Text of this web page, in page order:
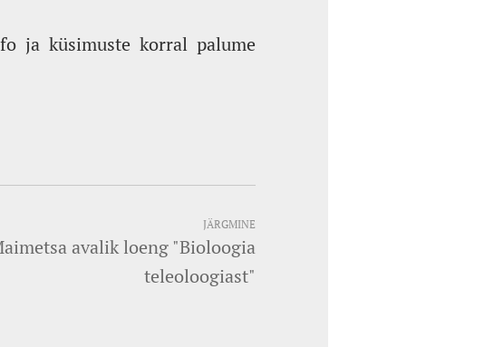
ja küsimuste korral palume
JÄRGMINE
avalik loeng "Bioloogia
teleoloogiast"